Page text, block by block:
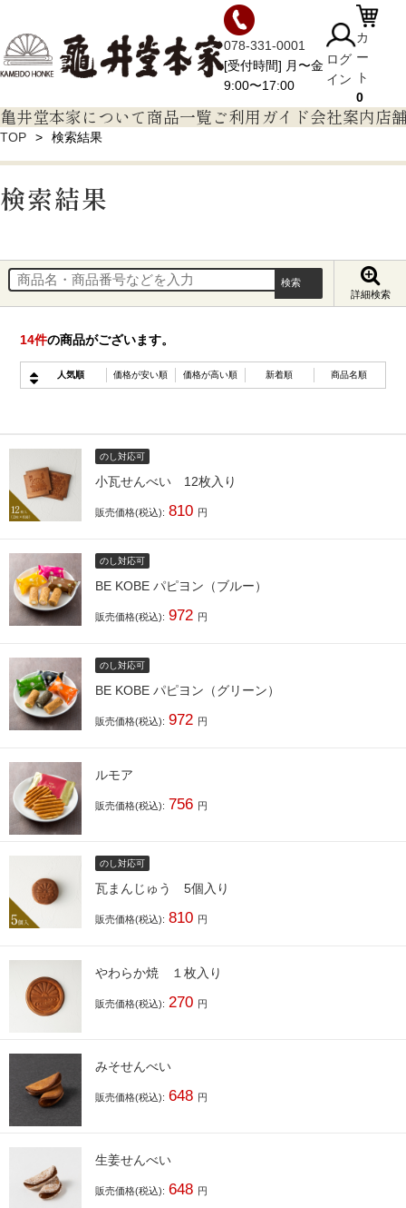
078-331-0001
[受付時間] 月〜金
9:00〜17:00
ログ
イン
カ
ー
ト
0
亀井堂本家について 商品一覧 ご利用ガイド会社案内 店
TOP 検索結果
検索結果
詳細検索
14件の商品がございます。
人気順 価格が安い順 価格が高い順 新着順 商品名順
のし対応可
小瓦せんべい 12枚入り
販売価格(税込): 810 円
のし対応可
BE KOBE パピヨン（ブルー）
販売価格(税込): 972 円
のし対応可
BE KOBE パピヨン（グリーン）
販売価格(税込): 972 円
ルモア
販売価格(税込): 756 円
のし対応可
瓦まんじゅう 5個入り
販売価格(税込): 810 円
やわらか焼 １枚入り
販売価格(税込): 270 円
みそせんべい
販売価格(税込): 648 円
生姜せんべい
販売価格(税込): 648 円